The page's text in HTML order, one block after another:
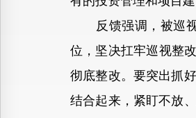
反馈强调，被巡视
位，坚决扛牢巡视整
彻底整改。要突出抓
结合起来，紧盯不放